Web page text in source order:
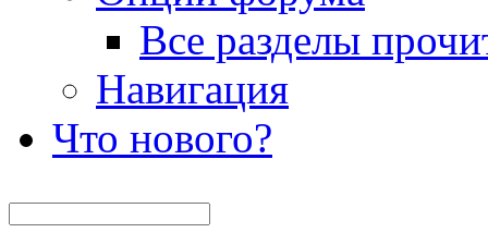
Все разделы
Навигация
Что нового?